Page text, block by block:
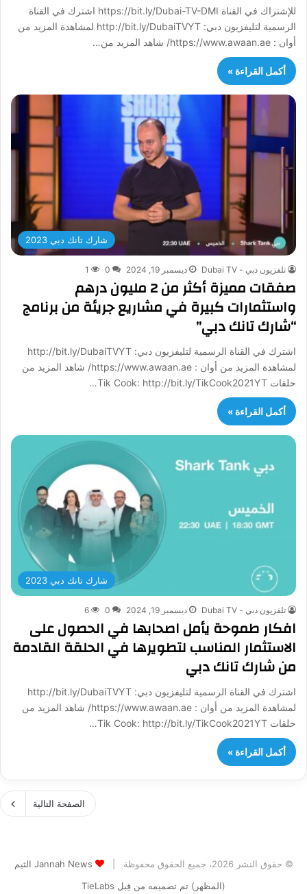
للإشتراك في القناة https://bit.ly/Dubai-TV-DMI اشترك في القناة
الرسمية لتليفزيون دبي: http://bit.ly/DubaiTVYT لمشاهدة المزيد من
أوان : https://www.awaan.ae/ شاهد المزيد من…
أكمل القراءة »
شارك تانك دبي 2023
تلفزيون دبي - Dubai TV ديسمبر 19, 2024 0
1
صفقات مميزة أكثر من 2 مليون درهم
واستثمارات كبيرة في مشاريع جريئة من برنامج
“شارك تانك دبي”
اشترك في القناة الرسمية لتليفزيون دبي: http://bit.ly/DubaiTVYT
لمشاهدة المزيد من أوان : https://www.awaan.ae/ شاهد المزيد من
حلقات Tik Cook: http://bit.ly/TikCook2021YT…
أكمل القراءة »
شارك تانك دبي 2023
تلفزيون دبي - Dubai TV ديسمبر 19, 2024 0
6
افكار طموحة يأمل اصحابها في الحصول على
الاستثمار المناسب لتطويرها في الحلقة القادمة
من شارك تانك دبي
اشترك في القناة الرسمية لتليفزيون دبي: http://bit.ly/DubaiTVYT
لمشاهدة المزيد من أوان : https://www.awaan.ae/ شاهد المزيد من
حلقات Tik Cook: http://bit.ly/TikCook2021YT…
أكمل القراءة »
الصفحة التالية
© حقوق النشر 2026، جميع الحقوق محفوظة |
Jannah News الثيم
(المظهر) تم تصميمه من قِبل TieLabs